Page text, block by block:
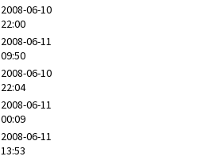
2008-06-10
22:00
2008-06-11
09:50
2008-06-10
22:04
2008-06-11
00:09
2008-06-11
13:53